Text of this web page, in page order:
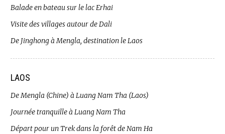
Balade en bateau sur le lac Erhai
Visite des villages autour de Dali
De Jinghong à Mengla, destination le Laos
LAOS
De Mengla (Chine) à Luang Nam Tha (Laos)
Journée tranquille à Luang Nam Tha
Départ pour un Trek dans la forêt de Nam Ha